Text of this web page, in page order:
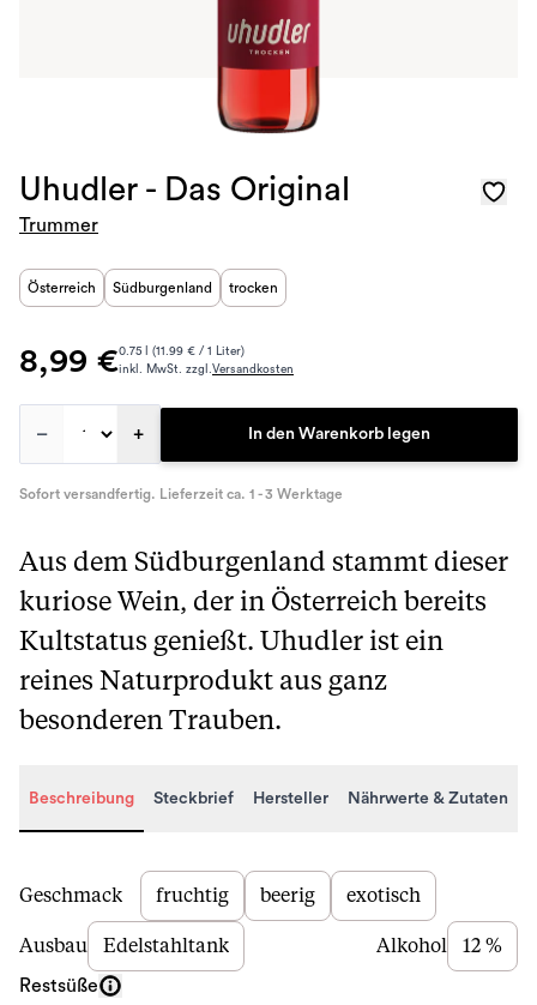
Uhudler - Das Original
Trummer
Österreich Südburgenland trocken
8,99 €0.75 l (11.99 € / 1 Liter)
inkl. MwSt. zzgl.Versandkosten
– + In den Warenkorb legen
Sofort versandfertig. Lieferzeit ca. 1 - 3 Werktage
Aus dem Südburgenland stammt dieser
kuriose Wein, der in Österreich bereits
Kultstatus genießt. Uhudler ist ein
reines Naturprodukt aus ganz
besonderen Trauben.
Beschreibung Steckbrief Hersteller Nährwerte & Zutaten
Beschreibung
Geschmack fruchtig beerig exotisch
Ausbau Edelstahltank Alkohol 12 %
Restsüße